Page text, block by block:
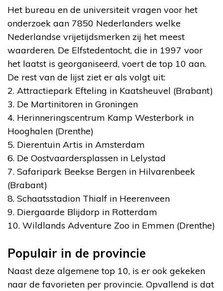
Het bureau en de universiteit vragen voor het
onderzoek aan 7850 Nederlanders welke
Nederlandse vrijetijdsmerken zij het meest
waarderen. De Elfstedentocht, die in 1997 voor
het laatst is georganiseerd, voert de top 10 aan.
De rest van de lijst ziet er als volgt uit:
2. Attractiepark Efteling in Kaatsheuvel (Brabant)
3. De Martinitoren in Groningen
4. Herinneringscentrum Kamp Westerbork in
Hooghalen (Drenthe)
5. Dierentuin Artis in Amsterdam
6. De Oostvaardersplassen in Lelystad
7. Safaripark Beekse Bergen in Hilvarenbeek
(Brabant)
8. Schaatsstadion Thialf in Heerenveen
9. Diergaarde Blijdorp in Rotterdam
10. Wildlands Adventure Zoo in Emmen (Drenthe)
Populair in de provincie
Naast deze algemene top 10, is er ook gekeken
naar de favorieten per provincie. Opvallend is dat